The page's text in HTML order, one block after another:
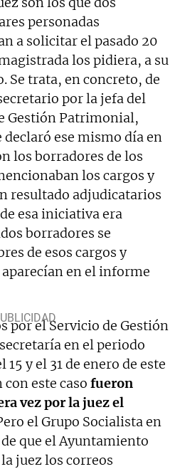
personadas
a solicitar el pasado 20
los pidiera, a su
Se trata, en concreto, de
por la jefa del
Gestión Patrimonial,
declaró ese mismo día en
los borradores de los
los cargos y
resultado adjudicatarios
esa iniciativa era
borradores se
de esos cargos y
en el informe
por el Servicio de Gestión
en el periodo
y el 31 de enero de este
este caso fueron
vez por la juez el
el Grupo Socialista en
que el Ayuntamiento
juez los correos